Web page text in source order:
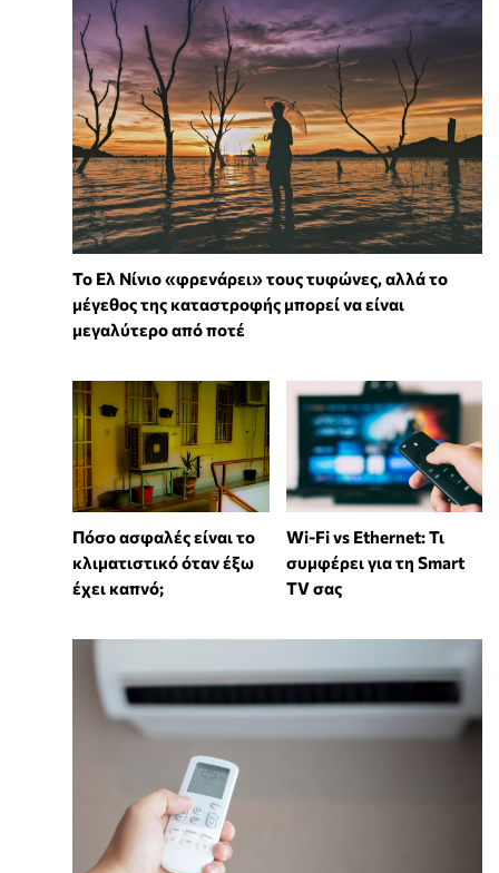
Το Ελ Νίνιο «φρενάρει» τους τυφώνες, αλλά το
μέγεθος της καταστροφής μπορεί να είναι
μεγαλύτερο από ποτέ
Πόσο ασφαλές είναι το
κλιματιστικό όταν έξω
έχει καπνό;
Wi-Fi vs Ethernet: Τι
συμφέρει για τη Smart
TV σας